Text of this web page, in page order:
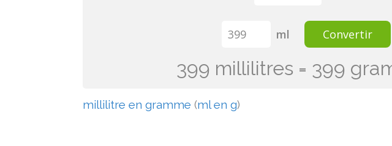
ml Convertir
399 millilitres = 399
millilitre en gramme (ml en g)